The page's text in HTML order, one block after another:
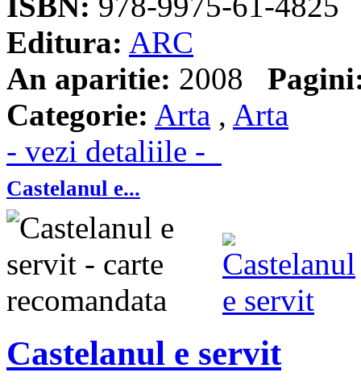
Editura: ARC
An aparitie: 2008
Categorie: Arta , Arta
- vezi detaliile -
Castelanul e...
Castelanul e servit